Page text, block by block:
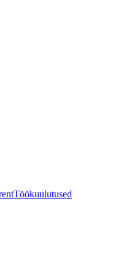
Töökuulutused